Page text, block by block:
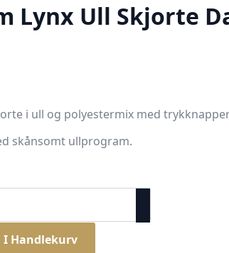
Lynx Ull Skjorte
i ull og polyestermix med
skånsomt ullprogram.
I Handlekurv